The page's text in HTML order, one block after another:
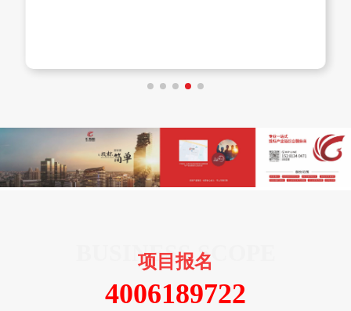
BUSINESS SCOPE
项目报名
4006189722